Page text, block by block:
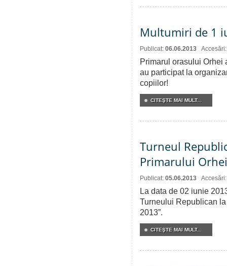
Multumiri de 1
Publicat: 06.06.2013
Primarul orasului Orhei
au participat la
copiilor!
CITEŞTE MAI MULT...
Turneul
Primarului
Publicat: 05.06.2013
La data de 02 iunie
Turneului Republican
2013”.
CITEŞTE MAI MULT...